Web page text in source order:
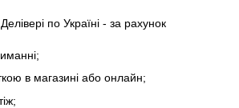
по Україні - за рахунок
в магазині або онлайн;